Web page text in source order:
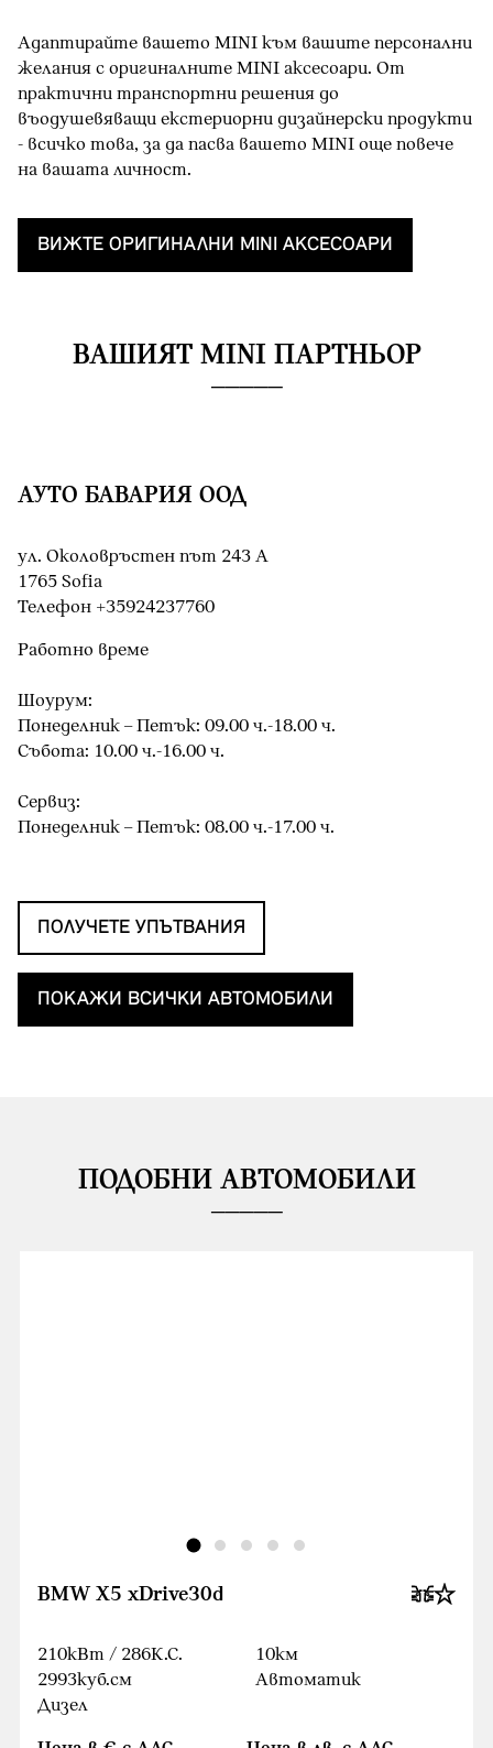
Адаптирайте вашето MINI към вашите персонални
желания с оригиналните MINI аксесоари. От
практични транспортни решения до
въодушевяващи екстериорни дизайнерски продукти
- всичко това, за да пасва вашето MINI oще повече
на вашата личност.
ВИЖТЕ OРИГИНАЛНИ MINI AКСЕСОАРИ
ВАШИЯТ MINI ПАРТНЬОР
АУТО БАВАРИЯ ООД
ул. Околовръстен път 243 А
1765 Sofia
Teлефон +35924237760
Работно време
Шоурум:
Понеделник – Петък: 09.00 ч.-18.00 ч.
Събота: 10.00 ч.-16.00 ч.
Сервиз:
Понеделник – Петък: 08.00 ч.-17.00 ч.
ПОЛУЧЕТЕ УПЪТВАНИЯ
ПОКАЖИ ВСИЧКИ АВТОМОБИЛИ
ПОДОБНИ АВТОМОБИЛИ
BMW X5 xDrive30d
210кВт / 286К.С.
2993куб.cм
Дизел
10км
Автоматик